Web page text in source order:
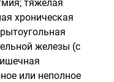
тяжелая
хроническая
железы (с
или неполное